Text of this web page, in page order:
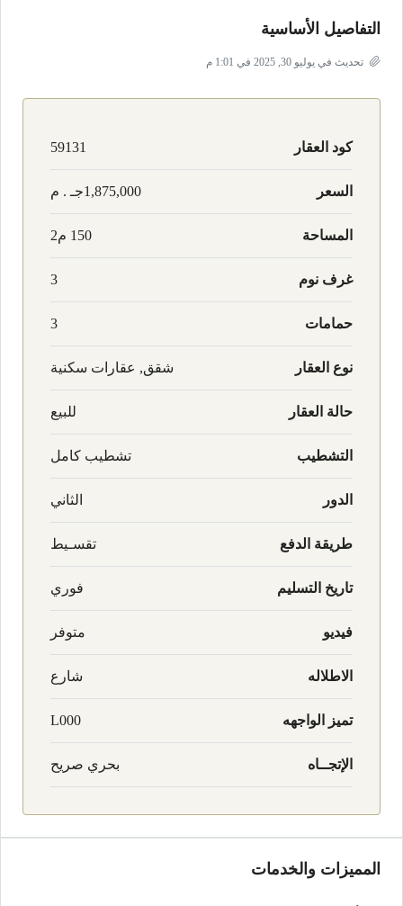
التفاصيل الأساسية
تحديث في يوليو 30, 2025 في 1:01 م
كود العقار 59131
السعر 1,875,000جـ . م
المساحة 150 م2
غرف نوم 3
حمامات 3
نوع العقار شقق, عقارات سكنية
حالة العقار للبيع
التشطيب تشطيب كامل
الدور الثاني
طريقة الدفع تقسـيط
تاريخ التسليم فوري
فيديو متوفر
الاطلاله شارع
تميز الواجهه L000
الإتجــاه بحري صريح
المميزات والخدمات